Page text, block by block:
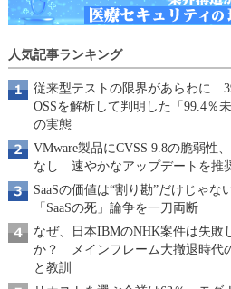
人気記事ランキング
従来型テストの限界があらわに
OSSを解析して判明した「99.4％未
の実態
VMware製品にCVSS 9.8の脆弱性
なし 速やかなアップデートを推
SaaSの価値は“割り勘”だけじゃな
「SaaSの死」論争を一刀両断
なぜ、日本IBMのNHK案件は失敗
か？ メインフレーム大撤退時代
と教訓